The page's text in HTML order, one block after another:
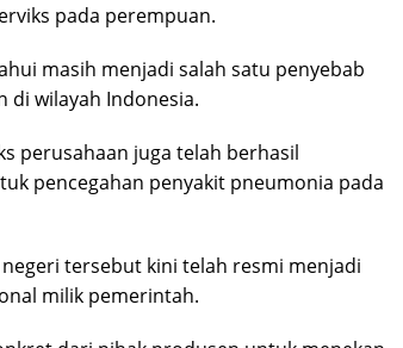
pada perempuan.
masih menjadi salah satu penyebab
di wilayah Indonesia.
perusahaan juga telah berhasil
pencegahan penyakit pneumonia pada
tersebut kini telah resmi menjadi
milik pemerintah.